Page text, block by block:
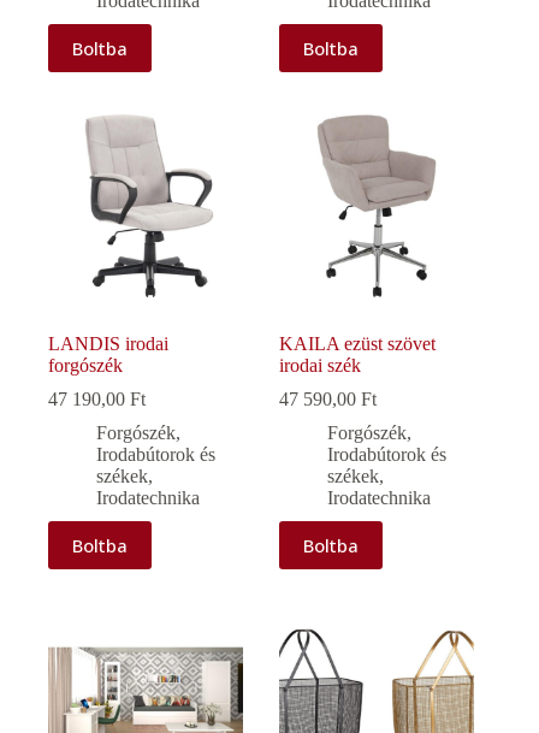
Boltba Boltba
LANDIS irodai
forgószék
47 190,00 Ft
Forgószék,
Irodabútorok és
székek,
Irodatechnika
Boltba
KAILA ezüst szövet
irodai szék
47 590,00Ft
Forgószék,
Irodabútorok és
székek,
Irodatechnika
Boltba